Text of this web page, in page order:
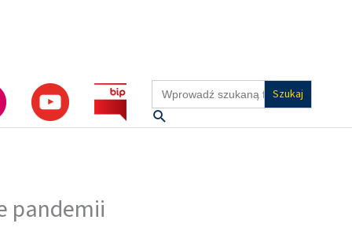
Search
for:
Szukaj
pandemii